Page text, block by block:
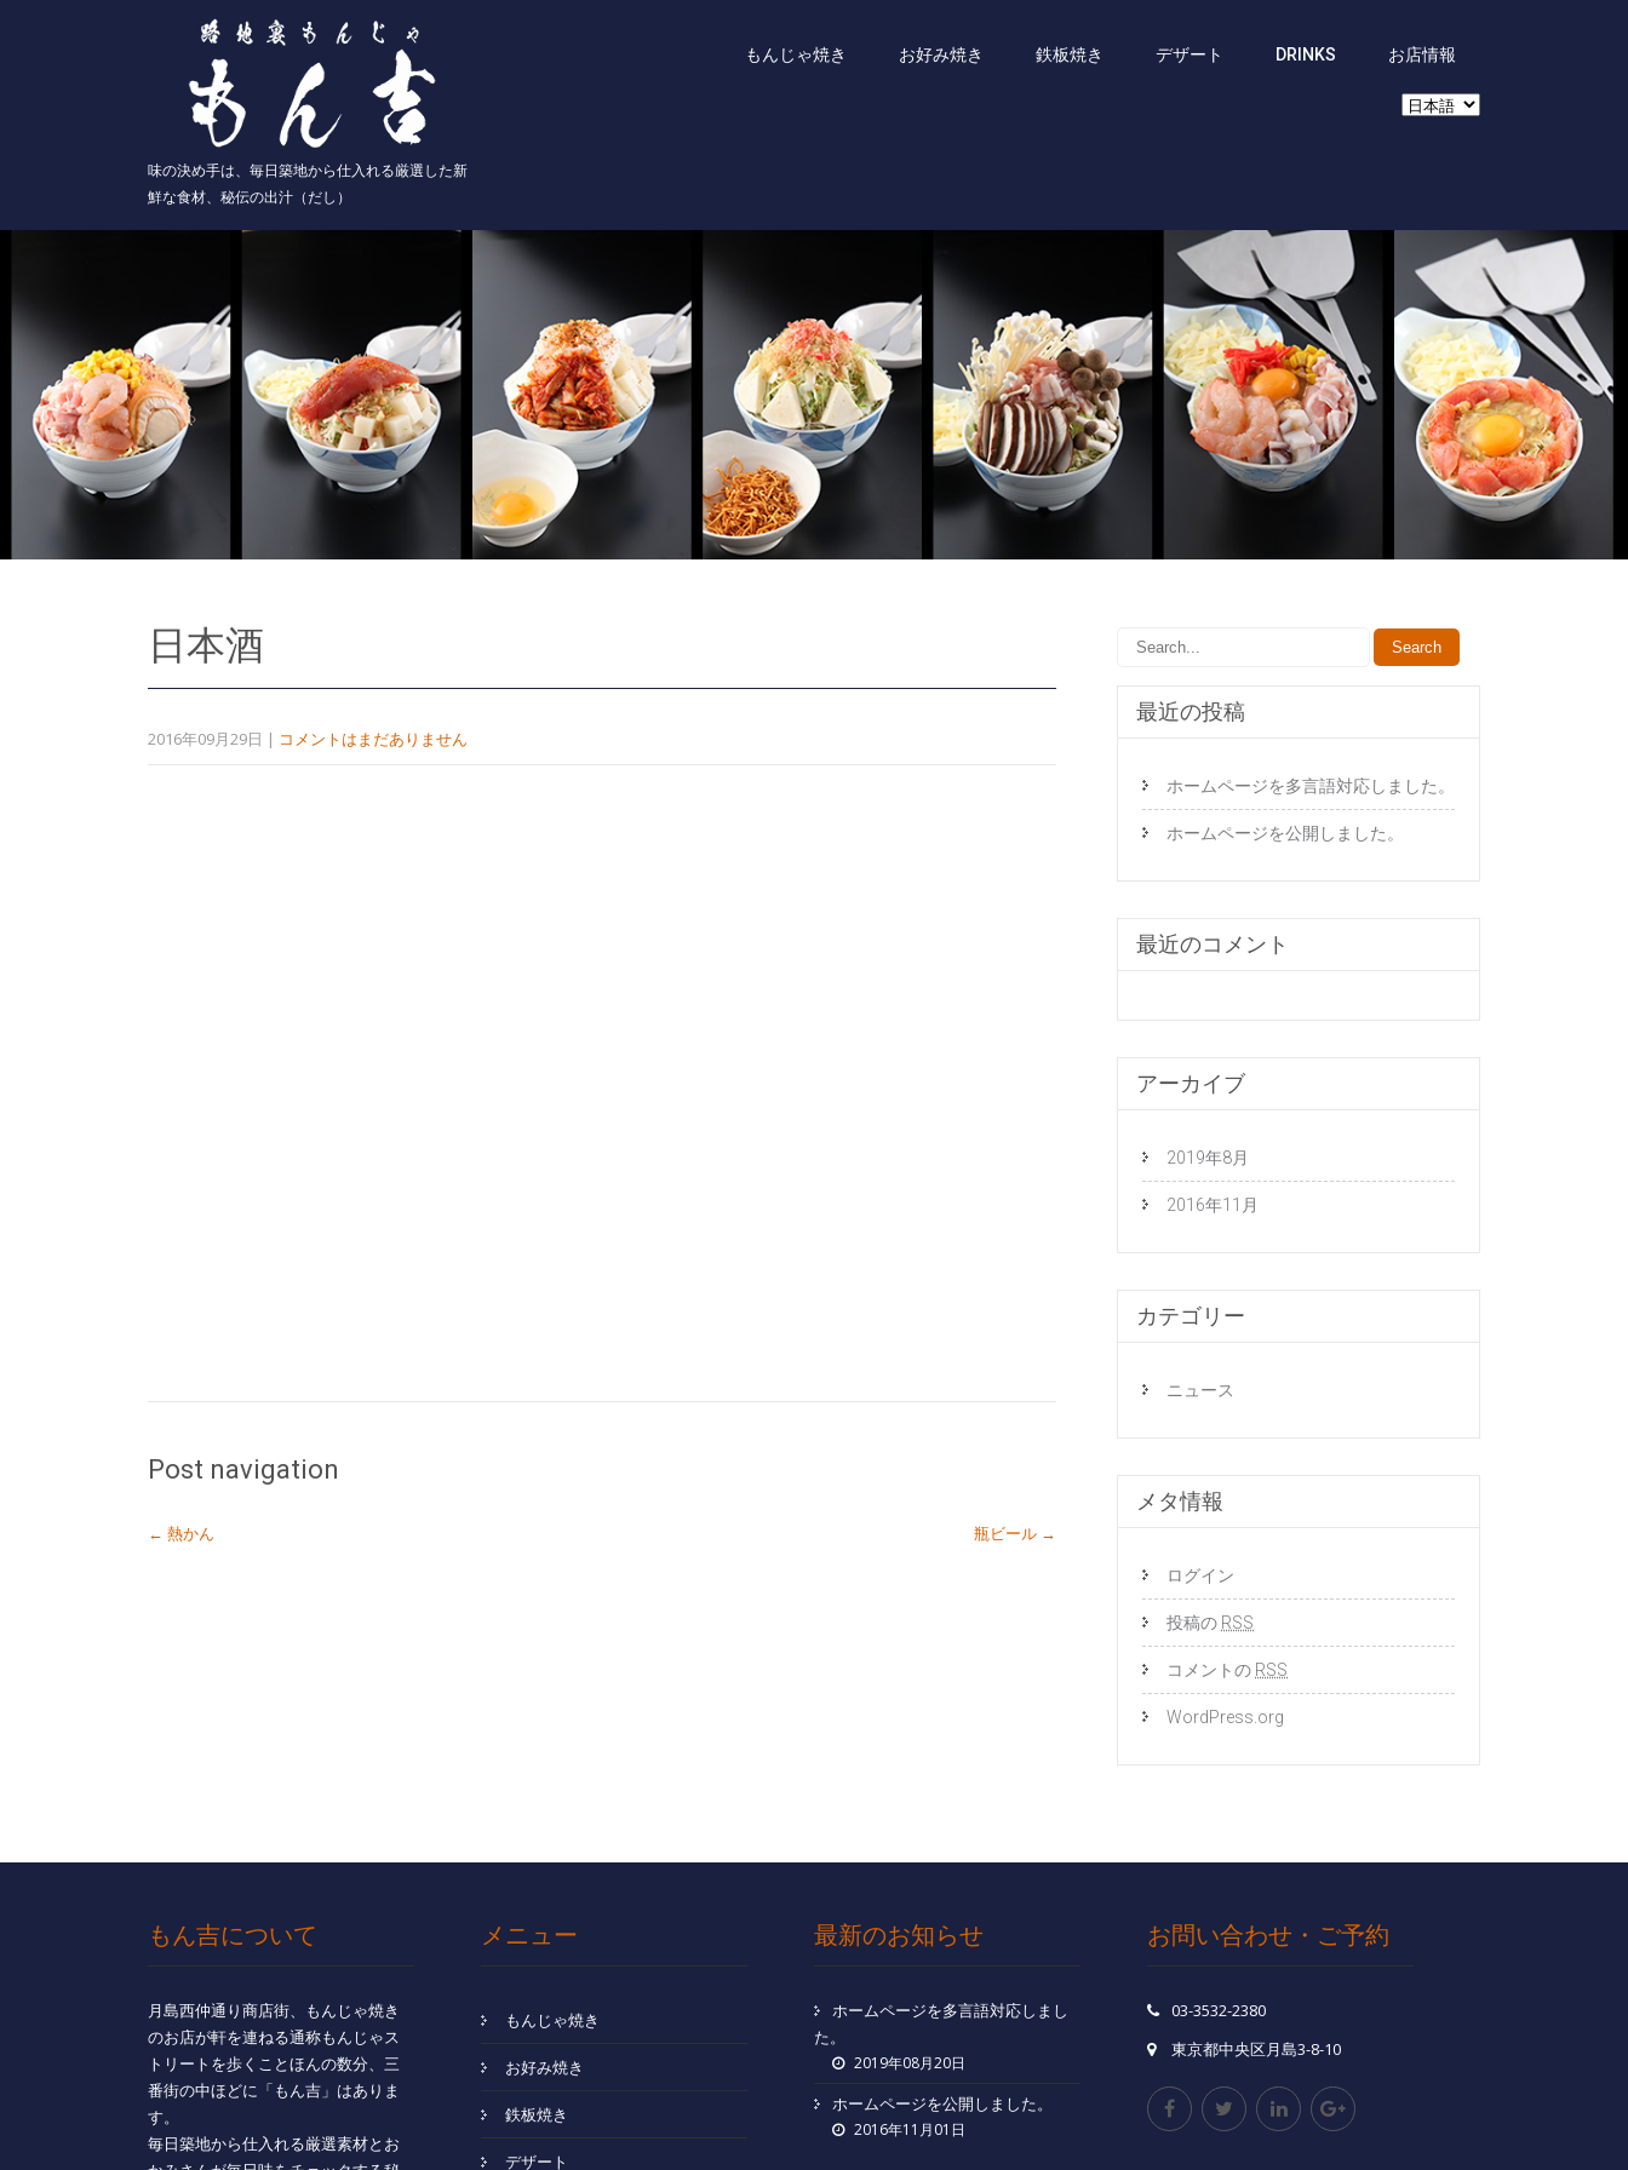
味の決め手は、毎日築地から仕入れる厳選した新
鮮な食材、秘伝の出汁（だし）
もんじゃ焼き お好み焼き 鉄板焼き デザート DRINKS お店情報
日本酒
2016年09月29日 | コメントはまだありません
Post navigation
← 熱かん 瓶ビール →
最近の投稿
ホームページを多言語対応しました。
ホームページを公開しました。
最近のコメント
アーカイブ
2019年8月
2016年11月
カテゴリー
ニュース
メタ情報
ログイン
投稿の RSS
コメントの RSS
WordPress.org
もん吉について
月島西仲通り商店街、もんじゃ焼き
のお店が軒を連ねる通称もんじゃス
トリートを歩くことほんの数分、三
番街の中ほどに「もん吉」はありま
す。
毎日築地から仕入れる厳選素材とお
メニュー
もんじゃ焼き
お好み焼き
鉄板焼き
デザート
最新のお知らせ
ホームページを多言語対応しまし
た。
2019年08月20日
ホームページを公開しました。
2016年11月01日
お問い合わせ・ご予約
03-3532-2380
東京都中央区月島3-8-10